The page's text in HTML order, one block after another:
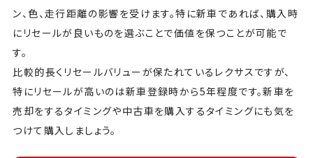
ン、色、走行距離の影響を受けます。特に新車であれば、購入時
にリセールが良いものを選ぶことで価値を保つことが可能で
す。
比較的長くリセールバリューが保たれているレクサスですが、
特にリセールが高いのは新車登録時から5年程度です。新車を
売却をするタイミングや中古車を購入するタイミングにも気を
つけて購入しましょう。